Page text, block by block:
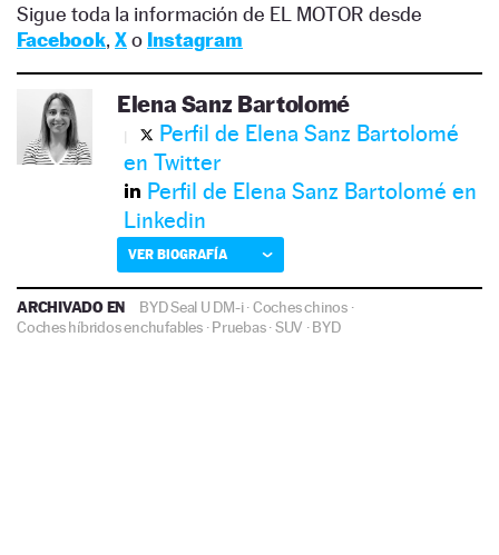
Sigue toda la información de EL MOTOR desde
Facebook, Xo Instagram
Elena Sanz Bartolomé
Perfil de Elena Sanz Bartolomé
en Twitter
Perfil de Elena Sanz Bartolomé en
Linkedin
VER BIOGRAFÍA
ARCHIVADO EN BYD Seal U DM-i·Coches chinos·
Coches híbridos enchufables·Pruebas·SUV ·BYD